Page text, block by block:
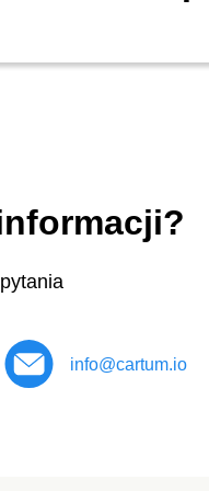
info@cartum.io